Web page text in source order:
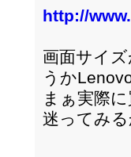
http://
画面サイ
うか
まぁ実際
迷ってみる